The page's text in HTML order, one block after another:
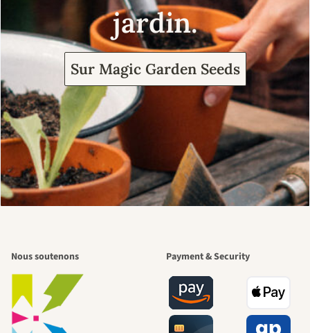
jardin.
Sur Magic Garden Seeds
Nous soutenons Payment & Security